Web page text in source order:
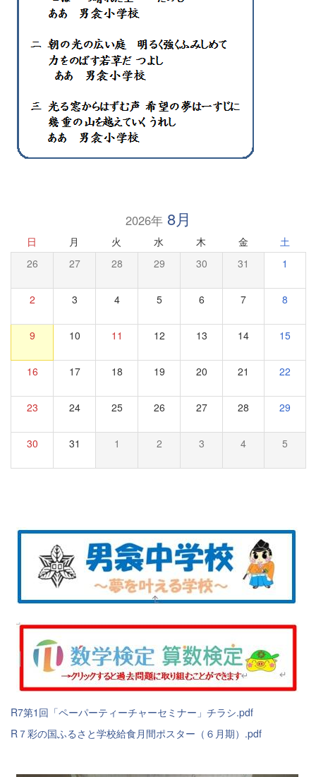
2026年8月
日 月 火 水 木 金 土
26 27 28 29 30 31 1
2 3 4 5 6 7 8
9 10 11 12 13 14 15
16 17 18 19 20 21 22
23 24 25 26 27 28 29
30 31 1 2 3 4 5
R7第1回「ペーパーティーチャーセミナー」チラシ.pdf
R７彩の国ふるさと学校給食月間ポスター（６月期）.pdf